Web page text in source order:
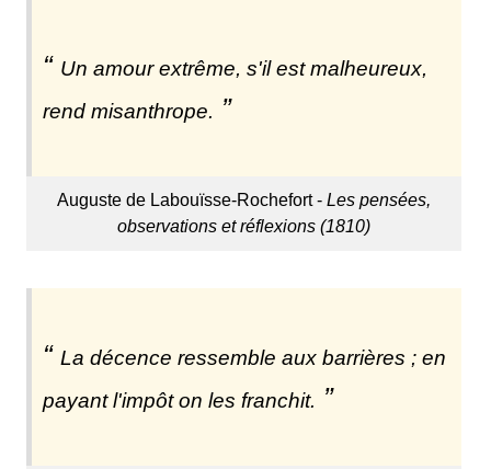
Un amour extrême, s'il est malheureux,
rend misanthrope.
Auguste de Labouïsse-Rochefort - Les pensées,
observations et réflexions (1810)
La décence ressemble aux barrières ; en
payant l'impôt on les franchit.